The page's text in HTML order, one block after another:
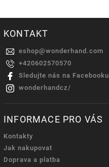
KONTAKT
eshop@wonderhand.com
+420602570570
Sledujte nás na Facebooku
wonderhandcz/
INFORMACE PRO VÁS
Kontakty
Jak nakupovat
Doprava a platba